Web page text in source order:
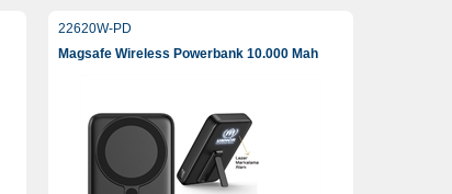
22620W-PD
Magsafe Wireless Powerbank 10.000 Mah